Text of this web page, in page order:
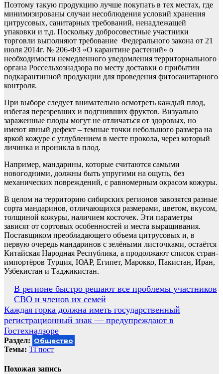
Поэтому такую продукцию лучше покупать в тех местах, где
минимизированы случаи несоблюдения условий хранения
цитрусовых, санитарных требований, ненадлежащей
упаковки и т.д. Поскольку добросовестные участники
торговли выполняют требование Федерального закона от 21
июля 2014г. № 206-ФЗ «О карантине растений» о
необходимости немедленного уведомления территориального
органа Россельхознадзора по месту доставки о прибытии
подкарантинной продукции для проведения фитосанитарного
контроля.
При выборе следует внимательно осмотреть каждый плод,
избегая перезревших и подгнивших фруктов. Визуально
зараженные плоды могут не отличаться от здоровых, но
имеют явный дефект – темные точки небольшого размера на
яркой кожуре с углублением в месте прокола, через который
личинка и проникла в плод.
Например, мандарины, которые считаются самыми
новогодними, должны быть упругими на ощупь, без
механических повреждений, с равномерным окрасом кожуры.
В целом на территорию сибирских регионов завозятся разные
сорта мандаринов, отличающихся размерами, цветом, вкусом,
толщиной кожуры, наличием косточек. Эти параметры
зависят от сортовых особенностей и места выращивания.
Поставщиком преобладающего объема цитрусовых и, в
первую очередь мандаринов с зелёными листочками, остаётся
Китайская Народная Республика, а продолжают список стран-
импортёров Турция, ЮАР, Египет, Марокко, Пакистан, Иран,
Узбекистан и Таджикистан.
Навигация
по
записям
В регионе быстро решают все проблемы участников
СВО и членов их семей
Каждая горка должна иметь государственный
регистрационный знак — предупреждают в
Гостехнадзоре
Раздел: Общество
Темы: ТГпост
Похожая запись